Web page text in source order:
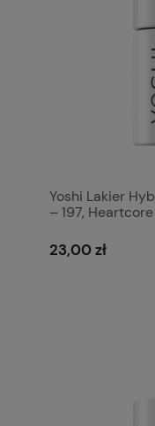
Yoshi Lakier
– 197, Heartcore
23,00 zł